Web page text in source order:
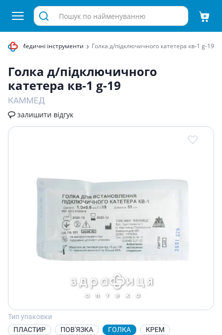
Медичні інструменти Голка д/підключичного катетера кв-1 g-19
Голка д/підключичного
катетера кв-1 g-19
КАММЕД
залишити відгук
Тип упаковки
ПЛАСТИР
ПОВ'ЯЗКА ГОЛКА
КРЕМ